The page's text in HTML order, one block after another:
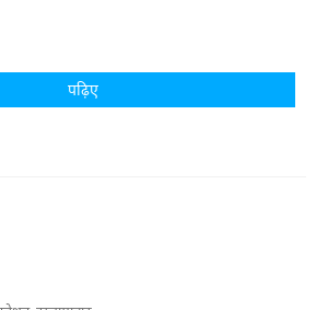
पढ़िए